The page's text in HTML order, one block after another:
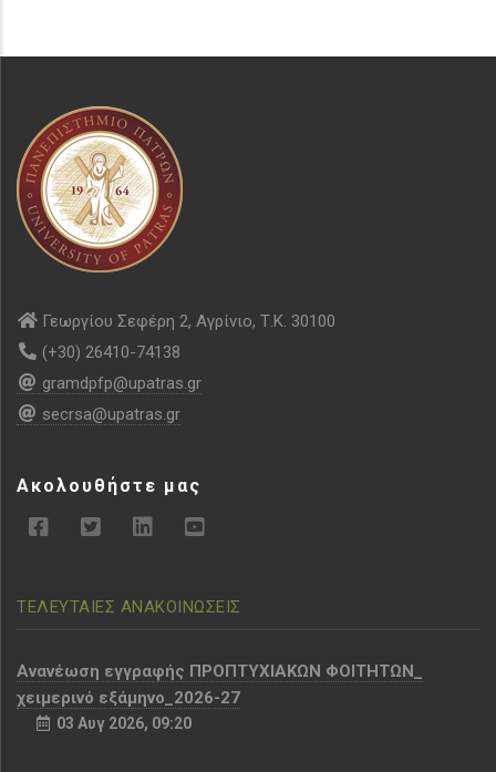
Γεωργίου Σεφέρη 2, Αγρίνιο, Τ.Κ. 30100
(+30) 26410-74138
gramdpfp@upatras.gr
secrsa@upatras.gr
Ακολουθήστε μας
ΤΕΛΕΥΤΑΙΕΣ ΑΝΑΚΟΙΝΩΣΕΙΣ
Aνανέωση εγγραφής ΠΡΟΠΤΥΧΙΑΚΩΝ ΦΟΙΤΗΤΩΝ_
χειμερινό εξάμηνο_2026-27
03 Αυγ 2026, 09:20